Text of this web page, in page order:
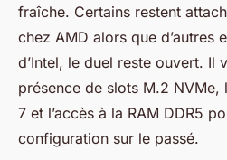
fraîche. Certains restent
chez AMD alors que d’autres
d’Intel, le duel reste ouvert. Il
présence de slots M.2 NVMe,
7 et l’accès à la RAM DDR5
configuration sur le passé.